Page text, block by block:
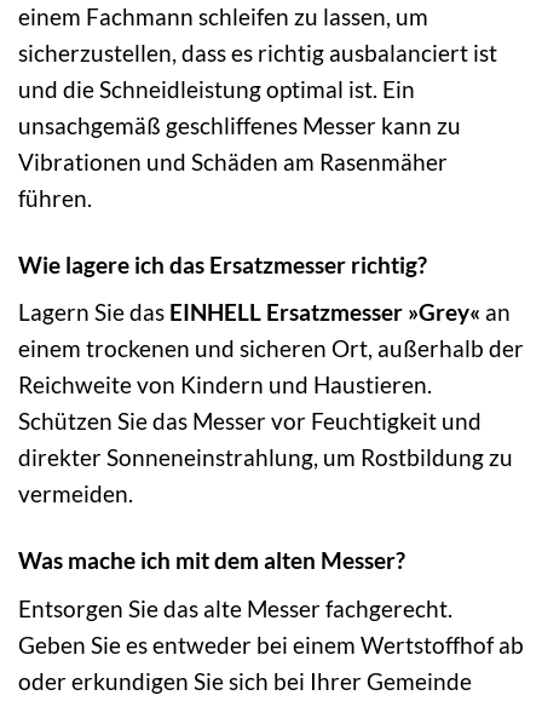
einem Fachmann schleifen zu lassen, um
sicherzustellen, dass es richtig ausbalanciert ist
und die Schneidleistung optimal ist. Ein
unsachgemäß geschliffenes Messer kann zu
Vibrationen und Schäden am Rasenmäher
führen.
Wie lagere ich das Ersatzmesser richtig?
Lagern Sie das EINHELL Ersatzmesser »Grey« an
einem trockenen und sicheren Ort, außerhalb der
Reichweite von Kindern und Haustieren.
Schützen Sie das Messer vor Feuchtigkeit und
direkter Sonneneinstrahlung, um Rostbildung zu
vermeiden.
Was mache ich mit dem alten Messer?
Entsorgen Sie das alte Messer fachgerecht.
Geben Sie es entweder bei einem Wertstoffhof ab
oder erkundigen Sie sich bei Ihrer Gemeinde